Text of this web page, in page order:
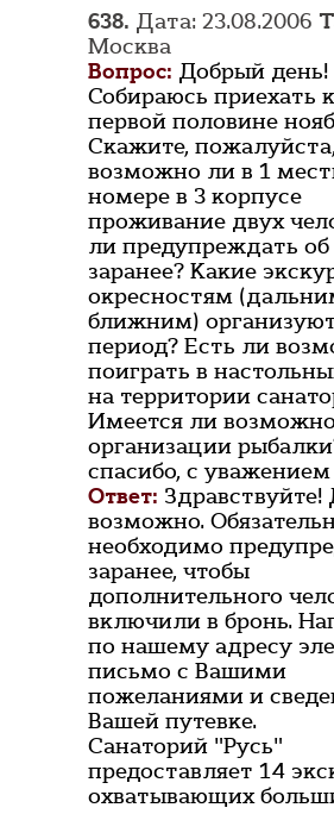
638. Дата: 23.08.2006
Москва
Вопрос: Добрый день!
Собираюсь приехать
первой половине
Скажите, пожалуйста,
возможно ли в 1
номере в 3 корпусе
проживание двух
ли предупреждать
заранее? Какие
окресностям
ближним)
период? Есть ли
поиграть в
на территории
Имеется ли
организации
спасибо, с
Ответ: Здравствуйте!
возможно.
необходимо
заранее, чтобы
дополнительного
включили в бронь.
по нашему адресу
письмо с Вашими
пожеланиями и
Вашей путевке.
Санаторий "Русь"
предоставляет 14
охватывающих